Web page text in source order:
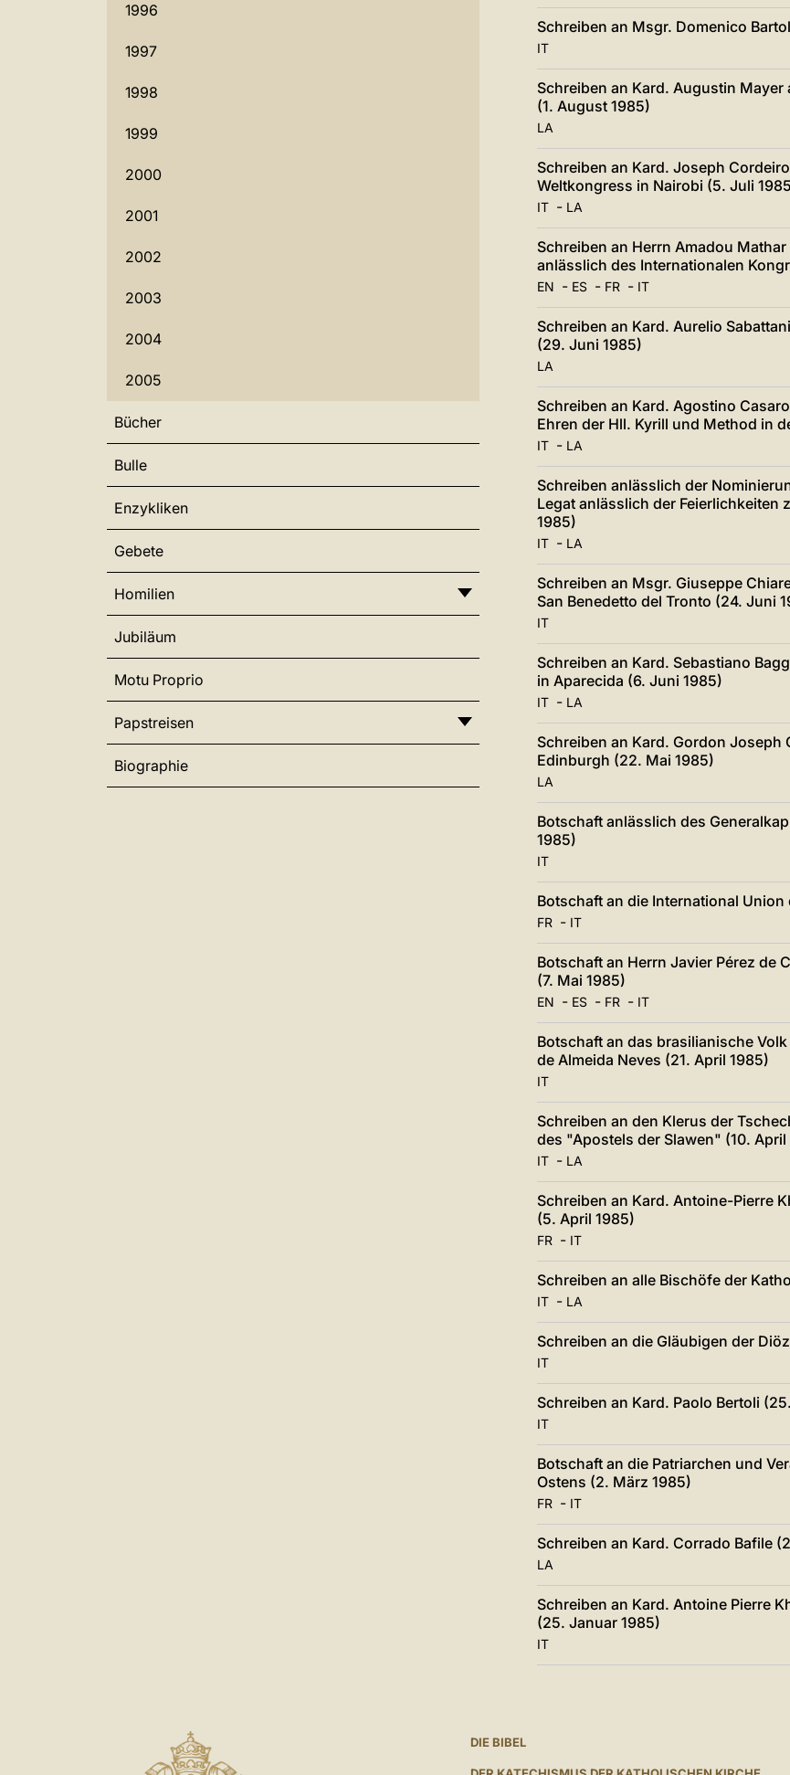
1996
1997
1998
1999
2000
2001
2002
2003
2004
2005
Bücher
Bulle
Enzykliken
Gebete
Homilien
Jubiläum
Motu Proprio
Papstreisen
Biographie
Schreiben an Msgr. Domenico
IT
Schreiben an Kard. Augustin
(1. August 1985)
LA
Schreiben an Kard. Joseph
Weltkongress in Nairobi (5. Juli
IT- LA
Schreiben an Herrn Amadou
anlässlich des Internationalen
EN - ES- FR- IT
Schreiben an Kard. Aurelio
(29. Juni 1985)
LA
Schreiben an Kard. Agostino
Ehren der Hll. Kyrill und Method in
IT- LA
Schreiben anlässlich der
Legat anlässlich der Feierlichkeiten
1985)
IT- LA
Schreiben an Msgr. Giuseppe
San Benedetto del Tronto (24. Juni
IT
Schreiben an Kard. Sebastiano
in Aparecida (6. Juni 1985)
IT- LA
Schreiben an Kard. Gordon
Edinburgh (22. Mai 1985)
LA
Botschaft anlässlich des
1985)
IT
Botschaft an die International Union
FR- IT
Botschaft an Herrn Javier Pérez de
(7. Mai 1985)
EN - ES- FR- IT
Botschaft an das brasilianische
de Almeida Neves (21. April 1985)
IT
Schreiben an den Klerus der
des "Apostels der Slawen" (10. April
IT- LA
Schreiben an Kard. Antoine-Pierre
(5. April 1985)
FR- IT
Schreiben an alle Bischöfe der
IT- LA
Schreiben an die Gläubigen der
IT
Schreiben an Kard. Paolo Bertoli
IT
Botschaft an die Patriarchen und
Ostens (2. März 1985)
FR- IT
Schreiben an Kard. Corrado Bafile
LA
Schreiben an Kard. Antoine Pierre
(25. Januar 1985)
IT
DIE BIBEL